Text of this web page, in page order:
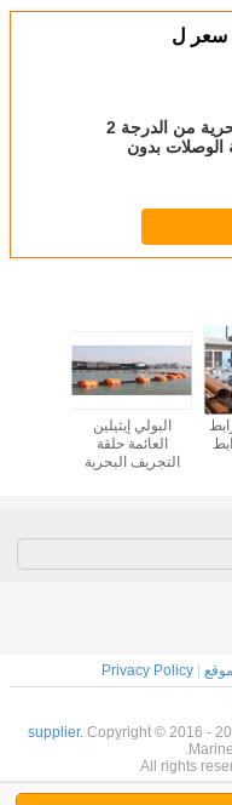
سعر ل
سلاسل مراسي بحرية من الدرجة 2
الوصلات بدون
البولي إيثيلين
العائمة حلقة
التجريف البحرية
|
Privacy Policy
Copyright © 2016 -
All rights